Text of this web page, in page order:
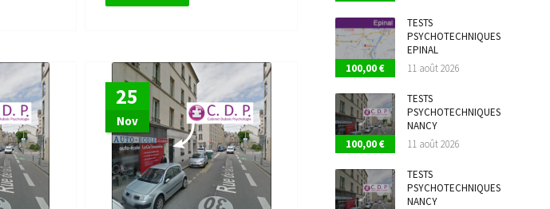
25
Nov
100,00€
TESTS
PSYCHOTECHNIQUES
EPINAL
11 août 2026
100,00€
TESTS
PSYCHOTECHNIQUES
NANCY
11 août 2026
TESTS
PSYCHOTECHNIQUES
NANCY